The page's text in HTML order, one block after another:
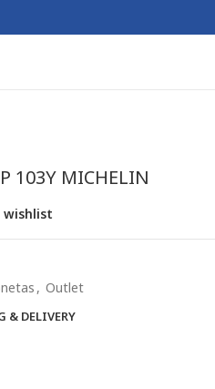
103Y MICHELIN
wishlist
, Outlet
& DELIVERY